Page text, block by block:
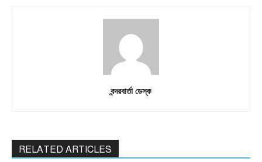
বন্দরবার্তা ডেস্ক
RELATED ARTICLES